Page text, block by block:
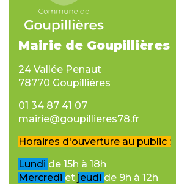
Mairie de Goupillières
24 Vallée Penaut
78770 Goupillières
01 34 87 41 07
mairie@goupillieres78.fr
Horaires d'ouverture au public :
Lundi de 15h à 18h
Mercredi et jeudi de 9h à 12h